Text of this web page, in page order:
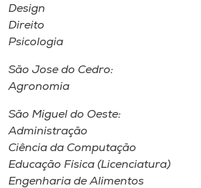
Design
Direito
Psicologia
São Jose do Cedro:
Agronomia
São Miguel do Oeste:
Administração
Ciência da Computação
Educação Física (Licenciatura)
Engenharia de Alimentos